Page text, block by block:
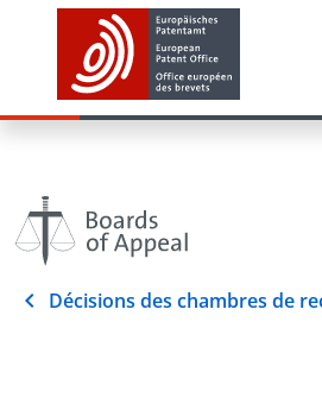
Décisions des chambres de